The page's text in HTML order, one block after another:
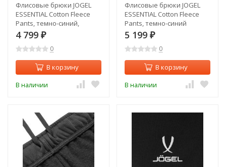
Флисовые брюки JOGEL
ESSENTIAL Cotton Fleece
Pants, темно-синий,
детский (2122134)
4 799 ₽
0
В корзину
В наличии
Флисовые брюки JOGEL
ESSENTIAL Cotton Fleece
Pants, темно-синий
(2122144)
5 199 ₽
0
В корзину
В наличии